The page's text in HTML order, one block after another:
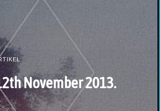
November 2013.